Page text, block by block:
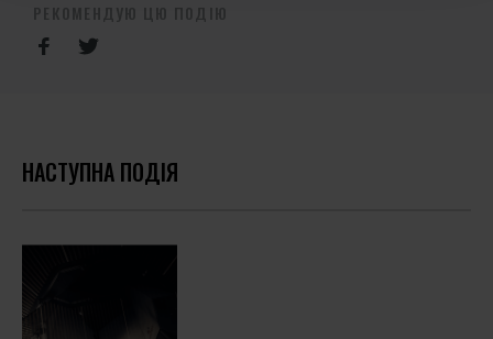
РЕКОМЕНДУЮ ЦЮ ПОДІЮ
НАСТУПНА ПОДІЯ